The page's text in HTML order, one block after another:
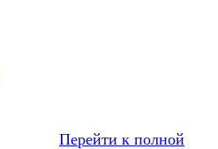
Перейти к полной